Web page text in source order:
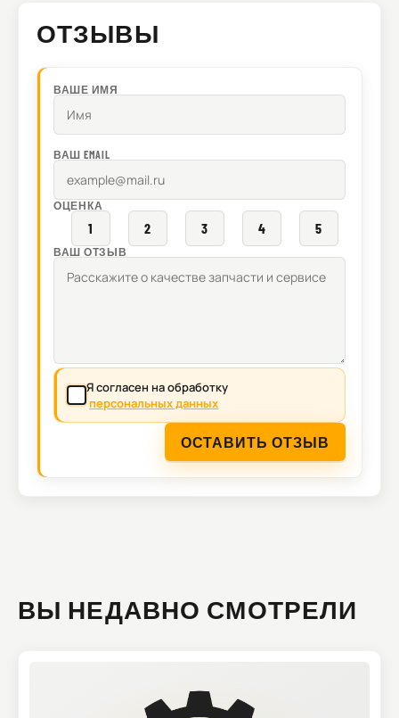
ОТЗЫВЫ
ВАШЕ ИМЯ
ВАШ EMAIL
ОЦЕНКА
1 2 3 4 5
ВАШ ОТЗЫВ
Я согласен на обработку
персональных данных
ОСТАВИТЬ ОТЗЫВ
ВЫ НЕДАВНО СМОТРЕЛИ